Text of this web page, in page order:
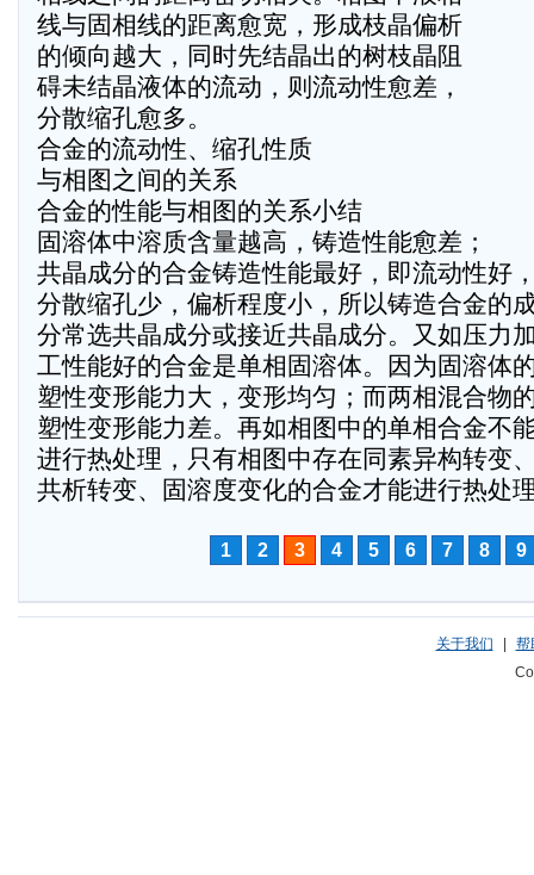
线与固相线的距离愈宽，形成枝晶偏析
的倾向越大，同时先结晶出的树枝晶阻
碍未结晶液体的流动，则流动性愈差，
分散缩孔愈多。
合金的流动性、缩孔性质
与相图之间的关系
合金的性能与相图的关系小结
固溶体中溶质含量越高，铸造性能愈差；
共晶成分的合金铸造性能最好，即流动性好
分散缩孔少，偏析程度小，所以铸造合金的
分常选共晶成分或接近共晶成分。又如压力
工性能好的合金是单相固溶体。因为固溶体
塑性变形能力大，变形均匀；而两相混合物
塑性变形能力差。再如相图中的单相合金不
进行热处理，只有相图中存在同素异构转变
共析转变、固溶度变化的合金才能进行热处
1 2 3 4 5 6 7 8 9
关于我们
帮